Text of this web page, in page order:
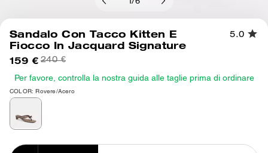
/6
Sandalo Con Tacco Kitten E
Fiocco In Jacquard Signature
5.0
159 € 240 €
Per favore, controlla la nostra guida alle taglie prima di ordinare
COLOR: Rovere/Acero